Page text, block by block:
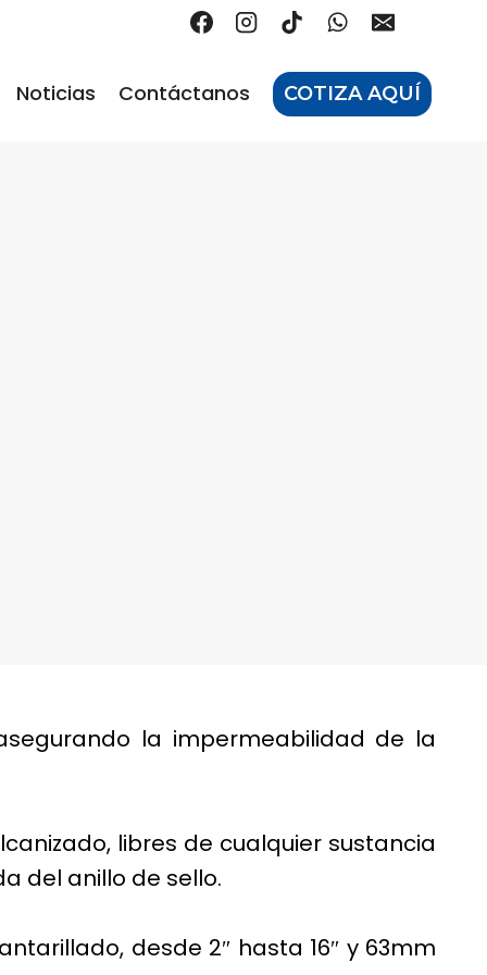
Noticias Contáctanos COTIZA AQUÍ
la impermeabilidad de la
libres de cualquier sustancia
del anillo de sello.
desde 2″ hasta 16″ y 63mm